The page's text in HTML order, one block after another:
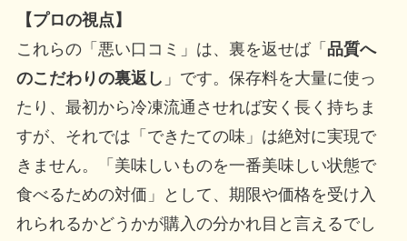
【プロの視点】
これらの「悪い口コミ」は、裏を返せば「 品質へ
のこだわりの裏返し 」です。保存料を大量に使っ
たり、最初から冷凍流通させれば安く長く持ちま
すが、それでは「できたての味」は絶対に実現で
きません。「美味しいものを一番美味しい状態で
食べるための対価」として、期限や価格を受け入
れられるかどうかが購入の分かれ目と言えるでし